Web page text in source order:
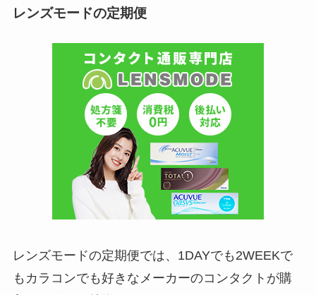
レンズモードの定期便
レンズモードの定期便では、1DAYでも2WEEKで
もカラコンでも好きなメーカーのコンタクトが購